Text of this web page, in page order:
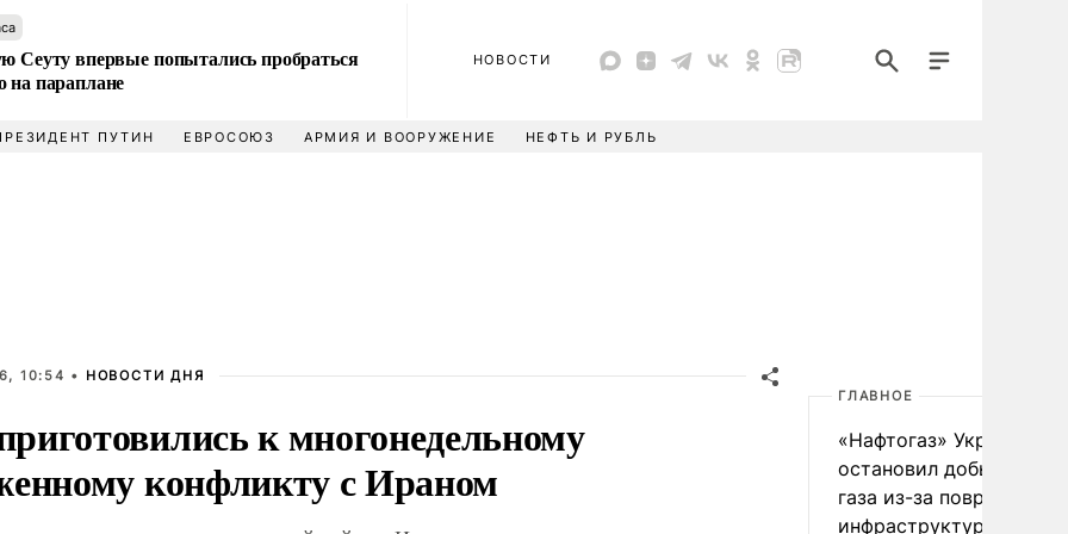
Сеуту впервые попытались пробраться
на параплане
НОВОСТИ
ПУТИН ЕВРОСОЮЗ АРМИЯ И ВООРУЖЕНИЕ НЕФТЬ И РУБЛЬ
10:54 • НОВОСТИ ДНЯ
к многонедельному
конфликту с Ираном
ГЛАВНОЕ
«Нафтогаз» Украины
остановил добычу
газа из-за повреждения
инфраструктуры